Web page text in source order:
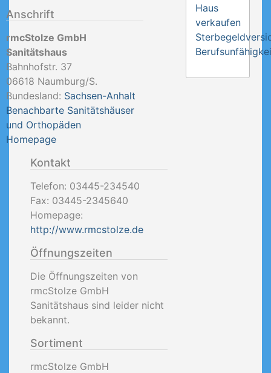
Anschrift
rmcStolze GmbH
Sanitätshaus
Bahnhofstr. 37
06618 Naumburg/S.
Bundesland: Sachsen-Anhalt
Benachbarte Sanitätshäuser
und Orthopäden
Homepage
Kontakt
Telefon: 03445-234540
Fax: 03445-2345640
Homepage:
http://www.rmcstolze.de
Öffnungszeiten
Die Öffnungszeiten von
rmcStolze GmbH
Sanitätshaus sind leider nicht
bekannt.
Sortiment
rmcStolze GmbH
Haus
verkaufen